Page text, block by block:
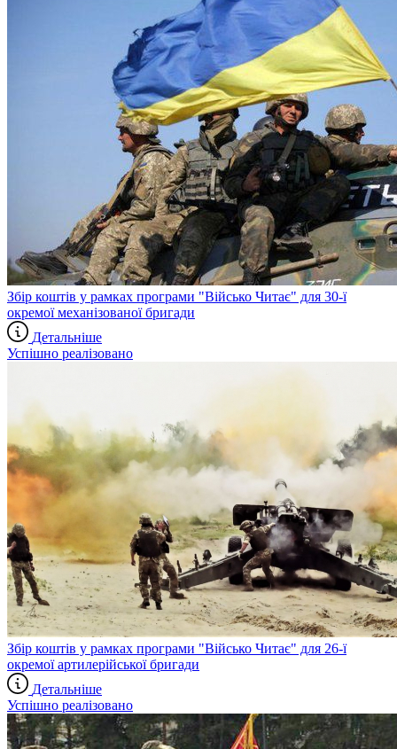
Збір коштів у рамках програми "Військо Читає" для 30-ї
окремої механізованої бригади
Детальніше
Успішно реалізовано
Збір коштів у рамках програми "Військо Читає" для 26-ї
окремої артилерійської бригади
Детальніше
Успішно реалізовано